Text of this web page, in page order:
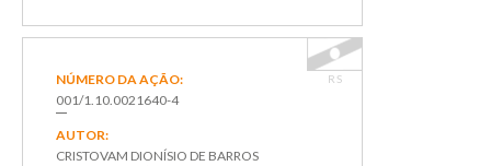
RS
NÚMERO DA AÇÃO:
001/1.10.0021640-4
AUTOR:
CRISTOVAM DIONÍSIO DE BARROS